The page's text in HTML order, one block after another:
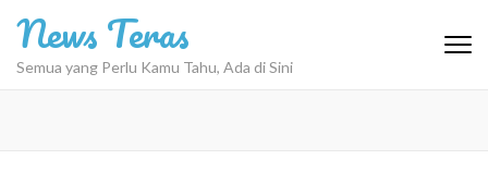
konten
News Teras
Semua yang Perlu Kamu Tahu, Ada di Sini